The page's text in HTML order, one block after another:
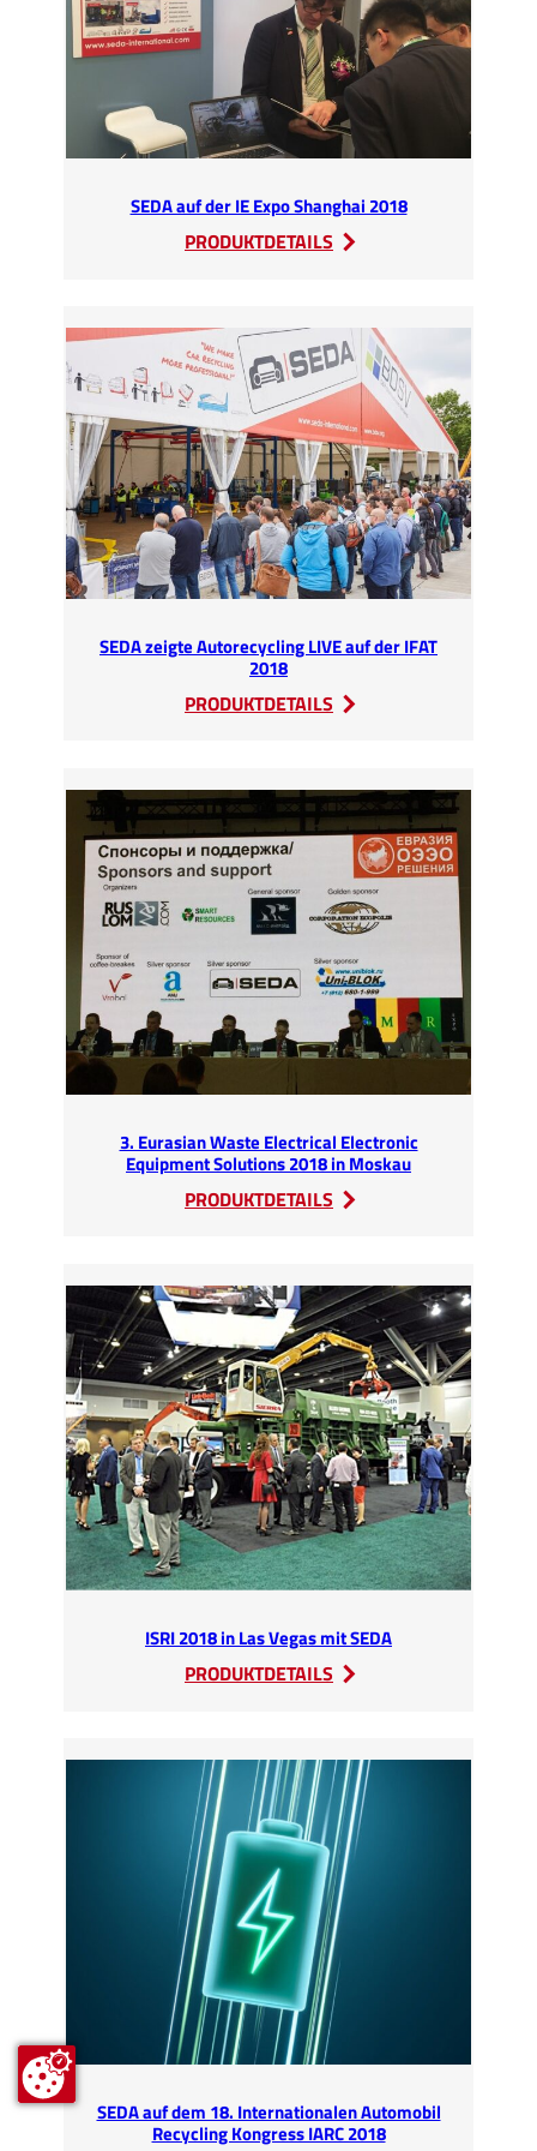
SEDA auf der IE Expo Shanghai 2018
PRODUKTDETAILS
:
der
IE
Expo
Shanghai
2018
SEDA zeigte Autorecycling LIVE auf der IFAT
2018
PRODUKTDETAILS
:
Autorecycling
LIVE
auf
der
IFAT
2018
3. Eurasian Waste Electrical Electronic
Equipment Solutions 2018 in Moskau
PRODUKTDETAILS
:
Waste
Electrical
Electronic
Equipment
Solutions
2018
in
Moskau
ISRI 2018 in Las Vegas mit SEDA
PRODUKTDETAILS
:
in
Las
Vegas
mit
SEDA auf dem 18. Internationalen Automobil
Recycling Kongress IARC 2018